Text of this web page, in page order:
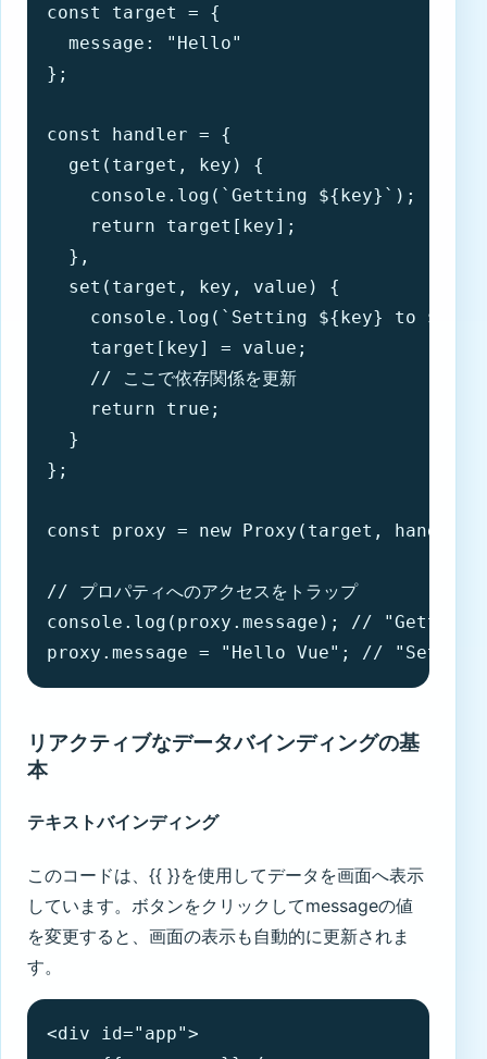
const target = {
  message: "Hello"
};
const handler = {
  get(target, key) {
    console.log(`Getting ${key}`);
    return target[key];
  },
  set(target, key, value) {
console.log(`Setting ${key} to
    target[key] = value;
    // ここで依存関係を更新
    return true;
  }
};
const proxy = new Proxy(target,
// プロパティへのアクセスをトラップ
console.log(proxy.message); // "Getting
proxy.message = "Hello Vue"; // "Setting
リアクティブなデータバインディングの基
本
テキストバインディング
このコードは、{{ }}を使用してデータを画面へ表示
しています。ボタンをクリックしてmessageの値
を変更すると、画面の表示も自動的に更新されま
す。
<div id="app">